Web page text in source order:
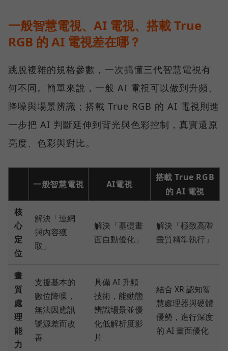
一般智慧電視、AI 電視、搭載 True
RGB 的 AI 電視差在哪？
跳脫複雜的規格參數，一次搞懂三代智慧電視有
何不同。簡單來說，一般 AI 電視可以做到升頻、
降噪與場景辨識；搭載 True RGB 的 AI 電視則進
一步把 AI 判斷延伸到背光與色彩控制，真實還原
亮度、色彩與對比。
一般智慧電視 AI電視
搭載 True RGB
的 AI 電視
核
心
定
位
解決「連網
與內容獲
取」
解決「基礎畫
面自動優化」
解決「極致高階
畫質精準執行」
畫
質
處
理
能
力
支援基本的
數位降噪，
無法因應訊
號源差而改
善
具備 AI 升頻
技術，能動態
辨識場景並優
化低解析度影
片
結合 XR 認知智
慧處理器與硬體
優勢，進行深度
的 AI 畫面優化